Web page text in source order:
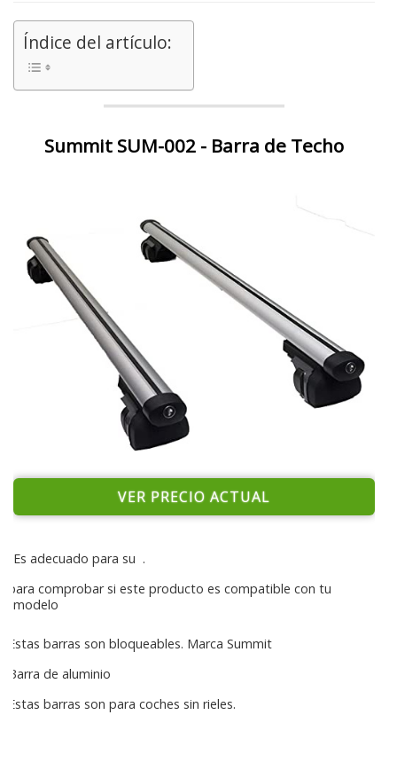
Índice del artículo:
Summit SUM-002 - Barra de Techo
VER PRECIO ACTUAL
Es adecuado para su .
para comprobar si este producto es compatible con tu
modelo
Estas barras son bloqueables. Marca Summit
Barra de aluminio
Estas barras son para coches sin rieles.